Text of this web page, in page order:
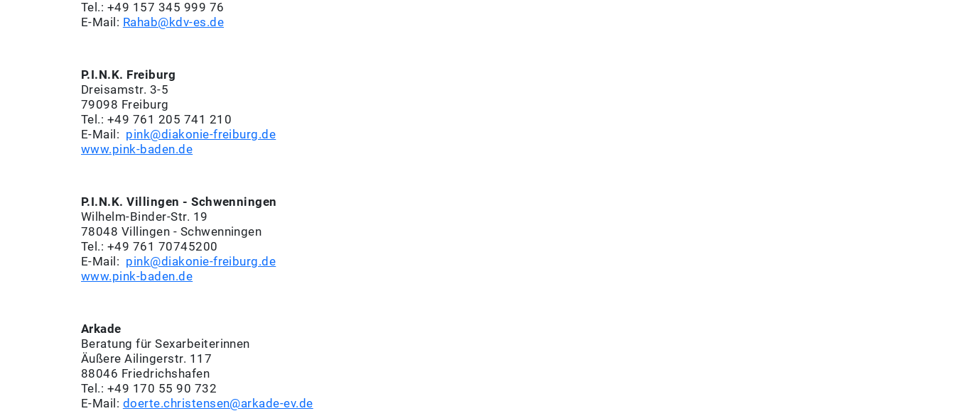
Tel.: +49 157 345 999 76
E-Mail: Rahab@kdv-es.de
P.I.N.K. Freiburg
Dreisamstr. 3-5
79098 Freiburg
Tel.: +49 761 205 741 210
E-Mail: pink@diakonie-freiburg.de
www.pink-baden.de
P.I.N.K. Villingen - Schwenningen
Wilhelm-Binder-Str. 19
78048 Villingen - Schwenningen
Tel.: +49 761 70745200
E-Mail: pink@diakonie-freiburg.de
www.pink-baden.de
Arkade
Beratung für Sexarbeiterinnen
Äußere Ailingerstr. 117
88046 Friedrichshafen
Tel.: +49 170 55 90 732
E-Mail: doerte.christensen@arkade-ev.de